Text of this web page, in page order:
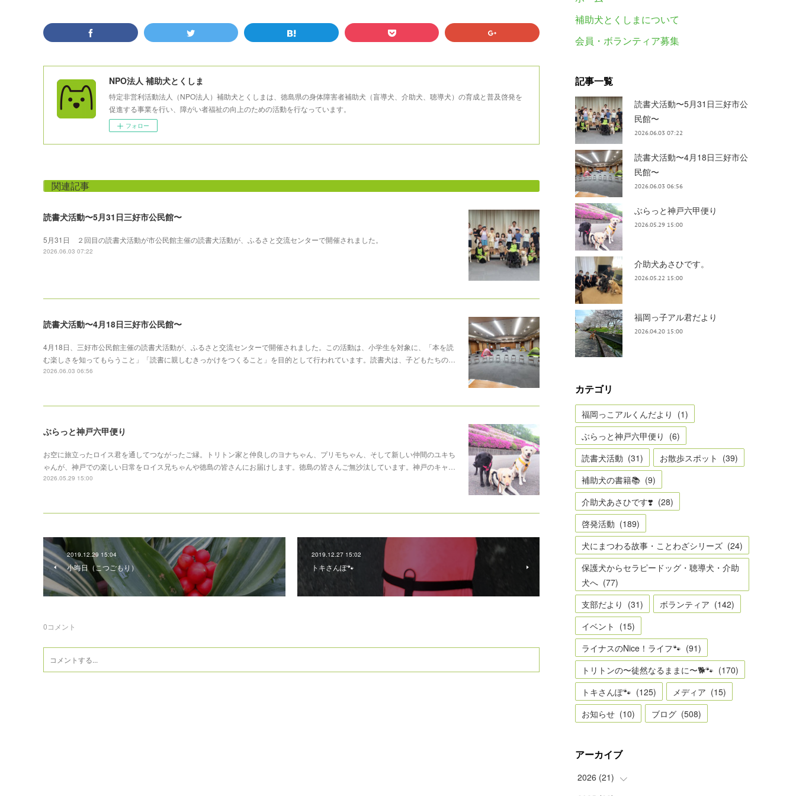
NPO法人 補助犬とくしま
特定非営利活動法人（NPO法人）補助犬とくしまは、徳島県の身体障害者補助犬（盲導犬、介助犬、聴導犬）の育成と普及啓発を
促進する事業を行い、障がい者福祉の向上のための活動を行なっています。
フォロー
関連記事
読書犬活動〜5月31日三好市公民館〜
5月31日 ２回目の読書犬活動が市公民館主催の読書犬活動が、ふるさと交流センターで開催されました。
2026.06.03 07:22
読書犬活動〜4月18日三好市公民館〜
4月18日、三好市公民館主催の読書犬活動が、ふるさと交流センターで開催されました。この活動は、小学生を対象に、「本を読
む楽しさを知ってもらうこと」「読書に親しむきっかけをつくること」を目的として行われています。読書犬は、子どもたちの…
2026.06.03 06:56
ぶらっと神戸六甲便り
お空に旅立ったロイス君を通してつながったご縁。トリトン家と仲良しのヨナちゃん、プリモちゃん、そして新しい仲間のユキち
ゃんが、神戸での楽しい日常をロイス兄ちゃんや徳島の皆さんにお届けします。徳島の皆さんご無沙汰しています。神戸のキャ…
2026.05.29 15:00
2019.12.29 15:04
小晦日（こつごもり）
2019.12.27 15:02
トキさんぽ🐾
0コメント
補助犬とくしまについて
会員・ボランティア募集
記事一覧
読書犬活動〜5月31日三好市公
民館〜
2026.06.03 07:22
読書犬活動〜4月18日三好市公
民館〜
2026.06.03 06:56
ぶらっと神戸六甲便り
2026.05.29 15:00
介助犬あさひです。
2026.05.22 15:00
福岡っ子アル君だより
2026.04.20 15:00
カテゴリ
福岡っこアルくんだより (1)
ぶらっと神戸六甲便り (6)
読書犬活動 (31) お散歩スポット (39)
補助犬の書籍📚 (9)
介助犬あさひです❣️ (28)
啓発活動 (189)
犬にまつわる故事・ことわざシリーズ (24)
保護犬からセラピードッグ・聴導犬・介助
犬へ (77)
支部だより (31) ボランティア (142)
イベント (15)
ライナスのNice！ライフ🐾 (91)
トリトンの〜徒然なるままに〜🐕🐾 (170)
トキさんぽ🐾 (125) メディア (15)
お知らせ (10) ブログ (508)
アーカイブ
2026 (21)